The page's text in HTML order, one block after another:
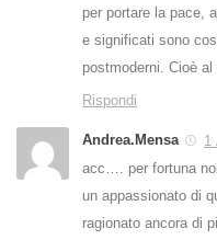
per portare la pace,
e significati sono
postmoderni. Cioè
Rispondi
Andrea.Mensa
1
acc…. per fortuna
un appassionato di
ragionato ancora di